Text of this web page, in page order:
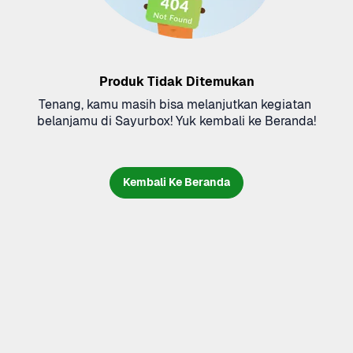
Produk Tidak Ditemukan
Tenang, kamu masih bisa melanjutkan kegiatan
belanjamu di Sayurbox! Yuk kembali ke Beranda!
Kembali Ke Beranda